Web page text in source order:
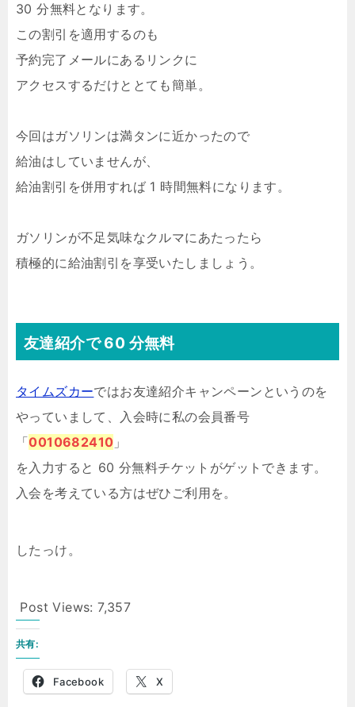
30 分無料となります。
この割引を適用するのも
予約完了メールにあるリンクに
アクセスするだけととても簡単。
今回はガソリンは満タンに近かったので
給油はしていませんが、
給油割引を併用すれば 1 時間無料になります。
ガソリンが不足気味なクルマにあたったら
積極的に給油割引を享受いたしましょう。
友達紹介で 60 分無料
タイムズカーではお友達紹介キャンペーンというのを
やっていまして、入会時に私の会員番号
「0010682410 」
を入力すると 60 分無料チケットがゲットできます。
入会を考えている方はぜひご利用を。
したっけ。
Post Views: 7,357
共有:
Facebook X